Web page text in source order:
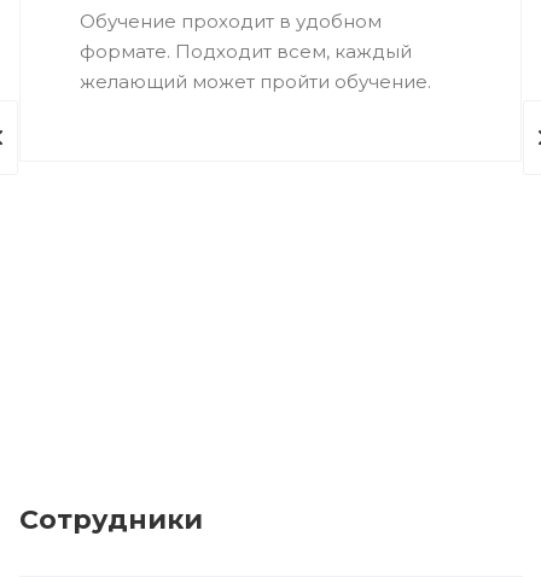
Обучение проходит в удобном
формате. Подходит всем, каждый
желающий может пройти обучение.
Сотрудники